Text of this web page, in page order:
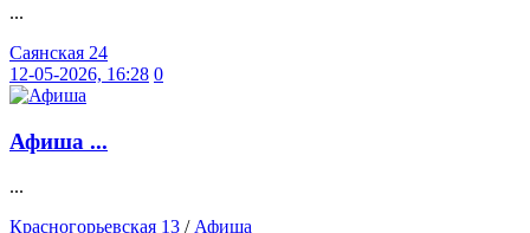
...
Саянская 24
12-05-2026, 16:28 0
Афиша ...
...
Красногорьевская 13 / Афиша